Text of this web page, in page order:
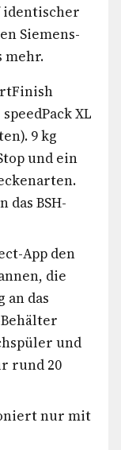
identischer
Siemens-
mehr.
XL
9 kg
und ein
das BSH-
App den
die
an das
und
rund 20
nur mit